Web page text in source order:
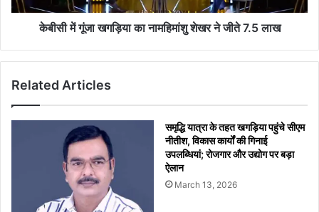
जीते
केबीसी में गूंजा खगड़िया का नामहिमांशु शेखर ने जीते 7.5 लाख
Related Articles
समृद्धि यात्रा के तहत खगड़िया पहुंचे सीएम
नीतीश, विकास कार्यों की गिनाई
उपलब्धियां; रोजगार और उद्योग पर बड़ा
ऐलान
March 13, 2026